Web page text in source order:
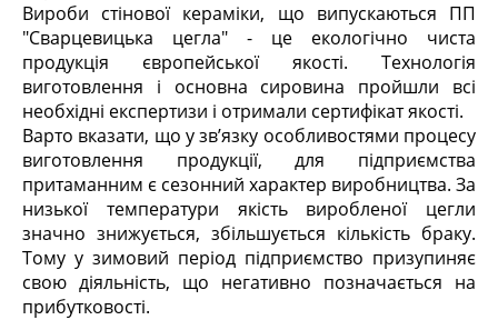
Вироби стінової кераміки, що випускаються ПП
"Сварцевицька цегла" - це екологічно чиста
продукція європейської якості. Технологія
виготовлення і основна сировина пройшли всі
необхідні експертизи і отримали сертифікат якості.
Варто вказати, що у зв’язку особливостями процесу
виготовлення продукції, для підприємства
притаманним є сезонний характер виробництва. За
низької температури якість виробленої цегли
значно знижується, збільшується кількість браку.
Тому у зимовий період підприємство призупиняє
свою діяльність, що негативно позначається на
прибутковості.